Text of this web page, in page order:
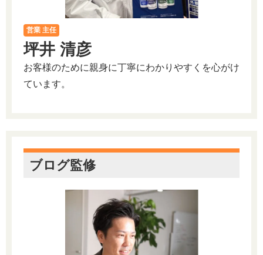
営業 主任
坪井 清彦
お客様のために親身に丁寧にわかりやすくを心がけ
ています。
ブログ監修